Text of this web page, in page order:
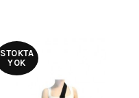
STOKTA
YOK